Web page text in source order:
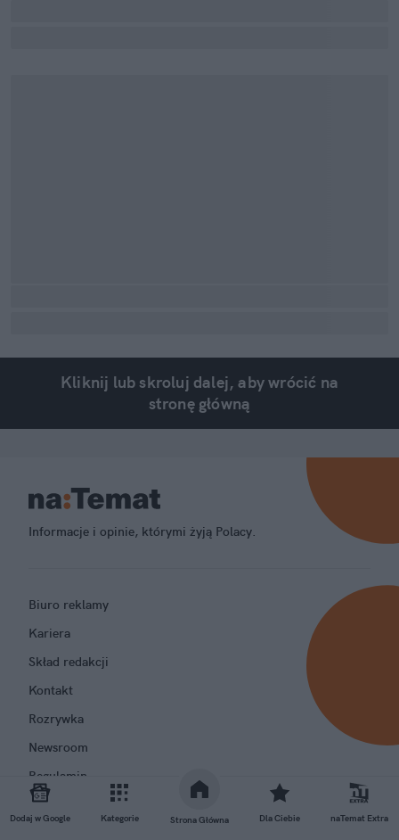
Dodaj w Google Kategorie Strona Główna Dla Ciebie naTemat Extra
Kliknij lub skroluj dalej, aby wrócić na
stronę główną
Informacje i opinie, którymi żyją Polacy.
Biuro reklamy
Kariera
Skład redakcji
Kontakt
Rozrywka
Newsroom
Regulamin
Prywatność